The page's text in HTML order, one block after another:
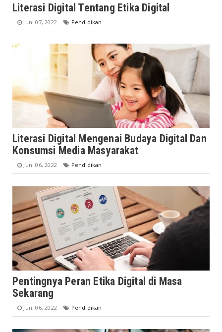
Literasi Digital Tentang Etika Digital
Juni 07, 2022 Pendidikan
Literasi Digital Mengenai Budaya Digital Dan
Konsumsi Media Masyarakat
Juni 06, 2022 Pendidikan
Pentingnya Peran Etika Digital di Masa
Sekarang
Juni 06, 2022 Pendidikan